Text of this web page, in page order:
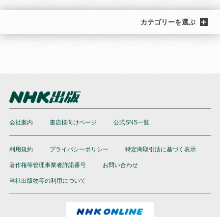
カテゴリーを選ぶ
会社案内 書店様向けページ 公式SNS一覧
利用規約 プライバシーポリシー 特定商取引法に基づく表示
著作権等管理事業者許諾番号 お問い合わせ
当社出版物等の利用について